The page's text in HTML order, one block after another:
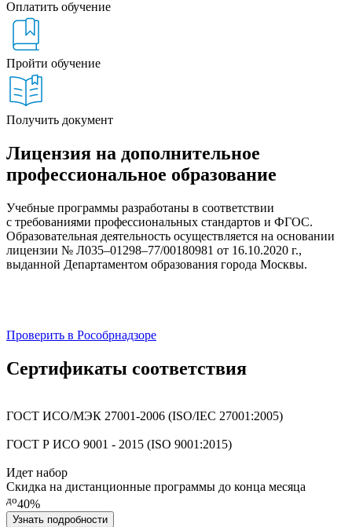
Оплатить обучение
Пройти обучение
Получить документ
Лицензия на дополнительное
профессиональное образование
Учебные программы разработаны в соответствии
с требованиями профессиональных стандартов и ФГОС.
Образовательная деятельность осуществляется на основании
лицензии № Л035–01298–77/00180981 от 16.10.2020 г.,
выданной Департаментом образования города Москвы.
Проверить в Рособрнадзоре
Сертификаты соответствия
ГОСТ ИСО/МЭК 27001-2006 (ISO/IEC 27001:2005)
ГОСТ Р ИСО 9001 - 2015 (ISO 9001:2015)
Идет набор
Скидка на дистанционные программы до конца месяца
до40%
Узнать подробности